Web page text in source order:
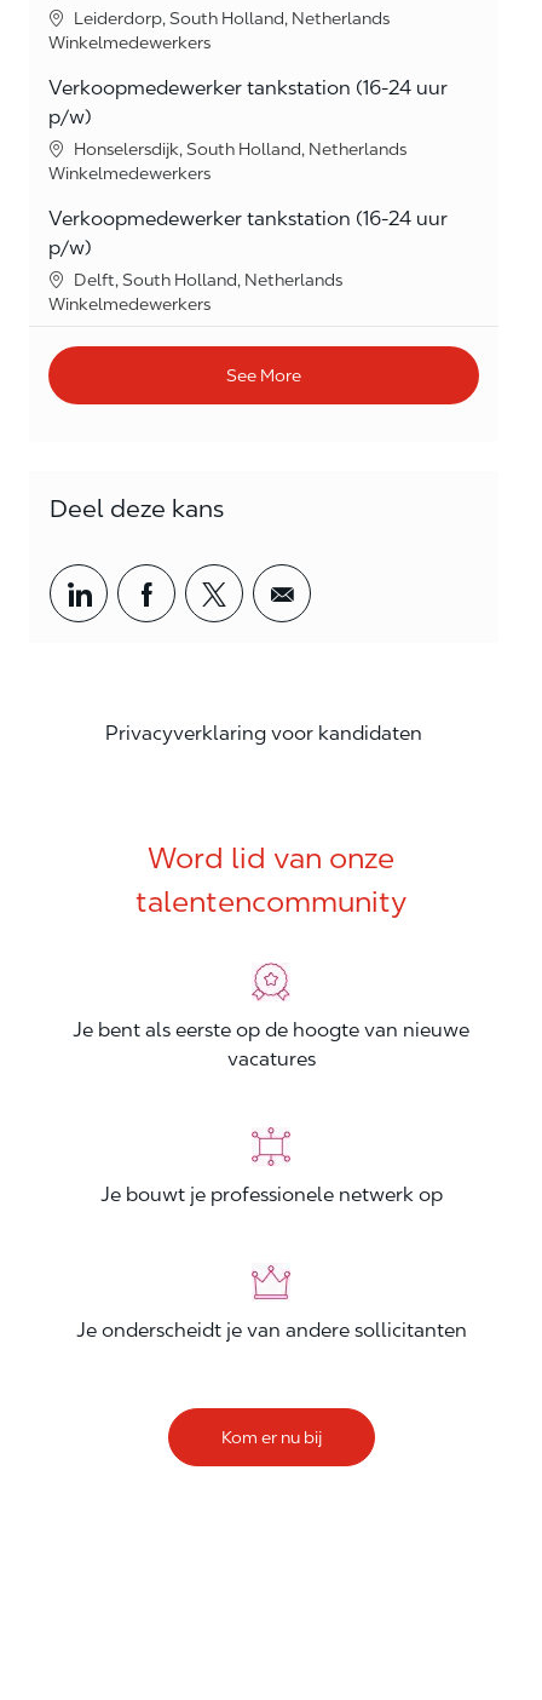
Location
Leiderdorp, South Holland, Netherlands
Category
Winkelmedewerkers
Verkoopmedewerker tankstation (16-24 uur
p/w)
Location
Honselersdijk, South Holland, Netherlands
Category
Winkelmedewerkers
Verkoopmedewerker tankstation (16-24 uur
p/w)
Location
Delft, South Holland, Netherlands
Category
Winkelmedewerkers
See More
Deel deze kans
Share via LinkedIn
Share via Facebook
Share via twitter
Share via email
Privacyverklaring voor kandidaten
Word lid van onze
talentencommunity
Je bent als eerste op de hoogte van nieuwe
vacatures
Je bouwt je professionele netwerk op
Je onderscheidt je van andere sollicitanten
Kom er nu bij